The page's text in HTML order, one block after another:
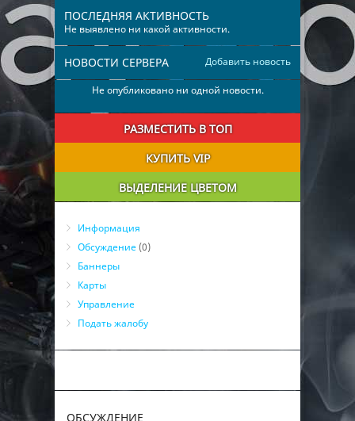
ПОСЛЕДНЯЯ АКТИВНОСТЬ
Не выявлено ни какой активности.
Добавить новость
НОВОСТИ СЕРВЕРА
Не опубликовано ни одной новости.
РАЗМЕСТИТЬ В ТОП
КУПИТЬ VIP
ВЫДЕЛЕНИЕ ЦВЕТОМ
Информация
Обсуждение (0)
Баннеры
Карты
Управление
Подать жалобу
ОБСУЖДЕНИЕ